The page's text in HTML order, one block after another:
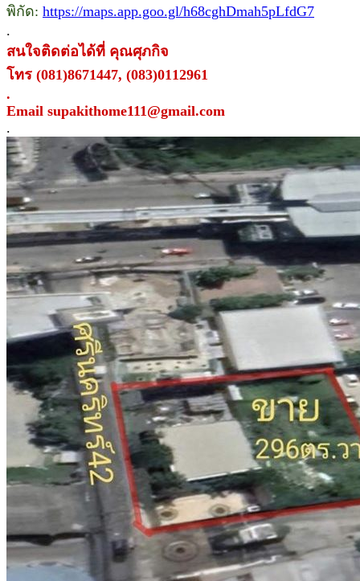
พิกัด: https://maps.app.goo.gl/h68cghDmah5pLfdG7
.
สนใจติดต่อได้ที่ คุณศุภกิจ
โทร (081)8671447, (083)0112961
.
Email supakithome111@gmail.com
.